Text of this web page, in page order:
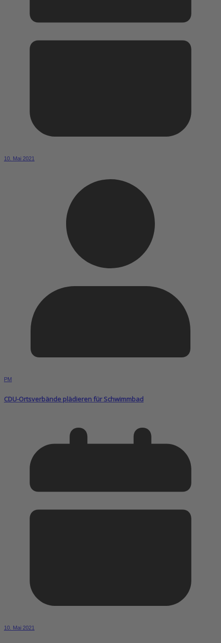
10. Mai 2021
PM
CDU-Ortsverbände plädieren für Schwimmbad
10. Mai 2021